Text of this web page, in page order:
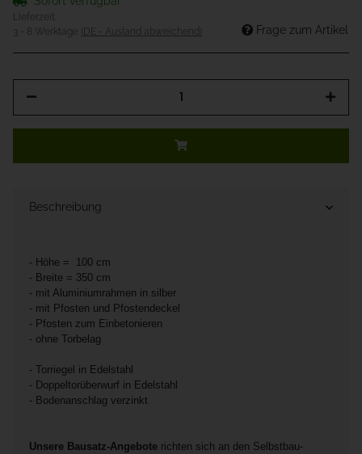
Lieferzeit:
3 - 8 Werktage
(DE - Ausland abweichend) Frage zum Artikel
Beschreibung
- Höhe = 100 cm
- Breite = 350 cm
- mit Aluminiumrahmen in silber
- mit Pfosten und Pfostendeckel
- Pfosten zum Einbetonieren
- ohne Torbelag
- Torriegel in Edelstahl
- Doppeltorüberwurf in Edelstahl
- Bodenanschlag verzinkt
Unsere Bausatz-Angebote richten sich an den Selbstbau-